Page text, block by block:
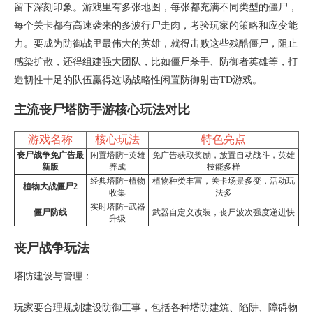
留下深刻印象。游戏里有多张地图，每张都充满不同类型的僵尸，
每个关卡都有高速袭来的多波行尸走肉，考验玩家的策略和应变能
力。要成为防御战里最伟大的英雄，就得击败这些残酷僵尸，阻止
感染扩散，还得组建强大团队，比如僵尸杀手、防御者英雄等，打
造韧性十足的队伍赢得这场战略性闲置防御射击TD游戏。
主流丧尸塔防手游核心玩法对比
游戏名称 核心玩法 特色亮点
丧尸战争免广告最
新版
闲置塔防+英雄
养成
免广告获取奖励，放置自动战斗，英雄
技能多样
植物大战僵尸2
经典塔防+植物
收集
植物种类丰富，关卡场景多变，活动玩
法多
僵尸防线
实时塔防+武器
升级
武器自定义改装，丧尸波次强度递进快
丧尸战争玩法
塔防建设与管理：
玩家要合理规划建设防御工事，包括各种塔防建筑、陷阱、障碍物